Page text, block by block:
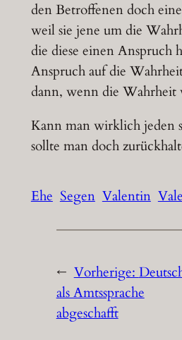
den Betroffenen doch
weil sie jene um die
die diese einen Anspruch
Anspruch auf die
dann, wenn die Wahrheit
Kann man wirklich jeden
sollte man doch
Ehe Segen Valentin
← Vorherige:
als Amtssprache
abgeschafft